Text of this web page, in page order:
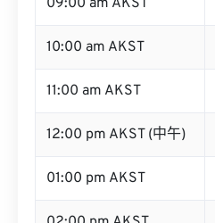
09:00 am AKST
10:00 am AKST
11:00 am AKST
12:00 pm AKST (中午)
01:00 pm AKST